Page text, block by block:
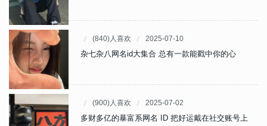
(840)人喜欢 2025-07-10
杂七杂八网名id大集合 总有一款能戳中你的心
(900)人喜欢 2025-07-02
多财多亿的暴富系网名 ID 把好运戴在社交账号上